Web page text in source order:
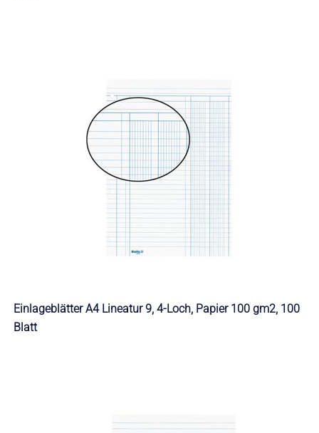
Einlageblätter A4 Lineatur 9, 4-Loch, Papier 100 gm2, 100
Blatt